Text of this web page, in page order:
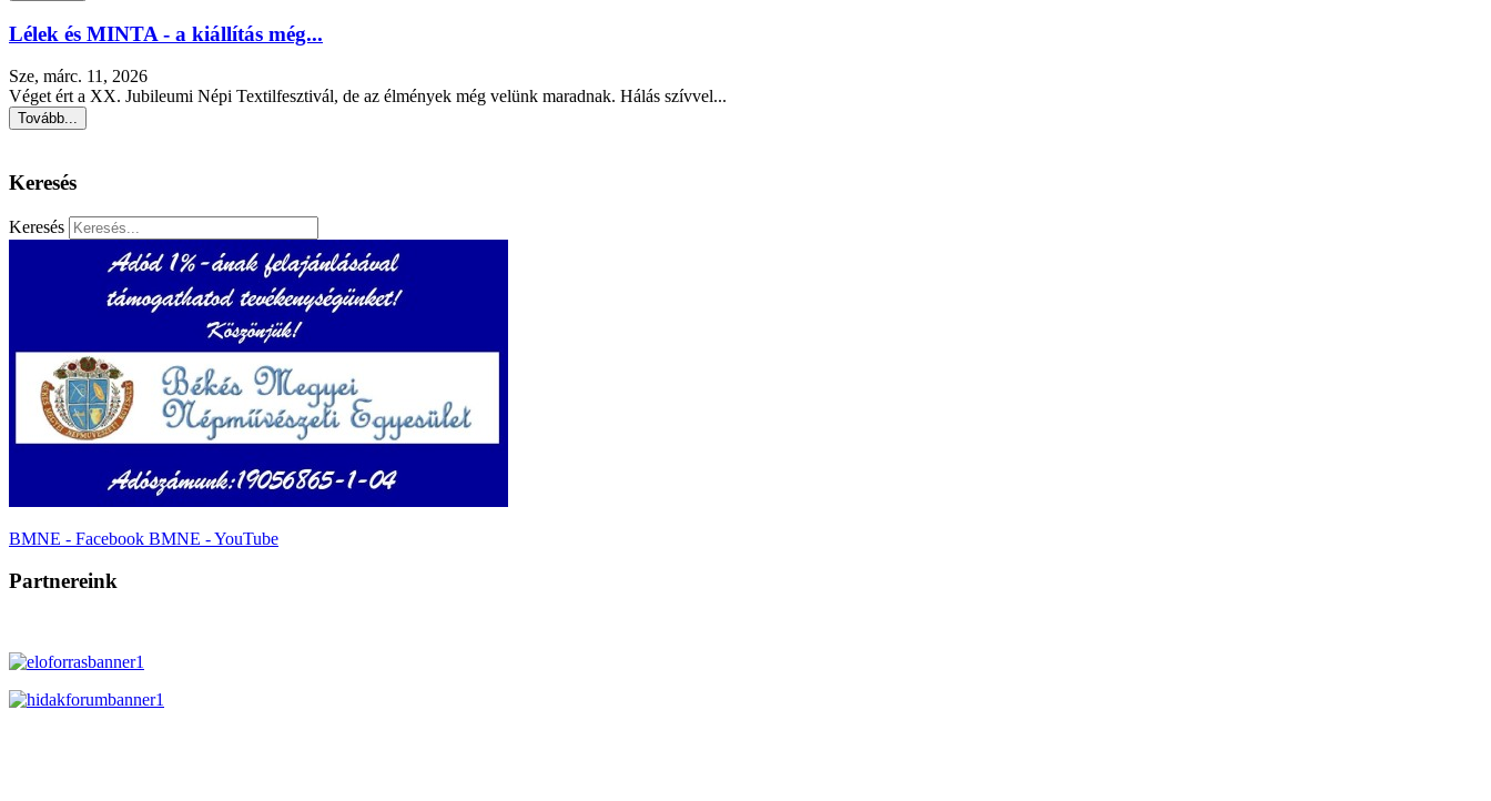
Lélek és MINTA - a kiállítás még...
Sze, márc. 11, 2026
Véget ért a XX. Jubileumi Népi Textilfesztivál, de az élmények még velünk maradnak. Hálás szívvel...
Tovább...
Keresés
Keresés
BMNE - Facebook BMNE - YouTube
Partnereink